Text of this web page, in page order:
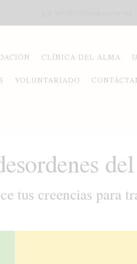
CLÍNICA DEL ALMA
VOLUNTARIADO
tus creencias para